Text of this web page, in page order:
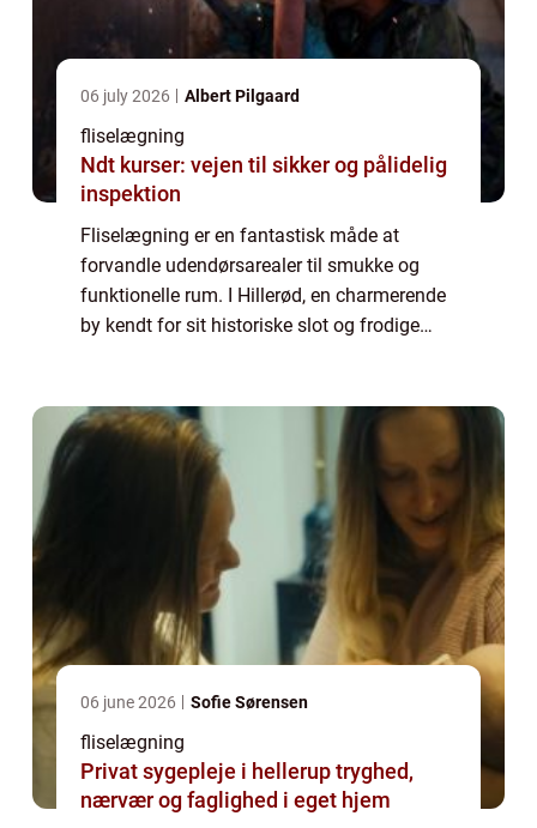
06 july 2026 Albert Pilgaard
fliselægning
Ndt kurser: vejen til sikker og pålidelig
inspektion
Fliselægning er en fantastisk måde at
forvandle udendørsarealer til smukke og
funktionelle rum. I Hillerød, en charmerende
by kendt for sit historiske slot og frodige
06 june 2026 Sofie Sørensen
fliselægning
Privat sygepleje i hellerup tryghed,
nærvær og faglighed i eget hjem